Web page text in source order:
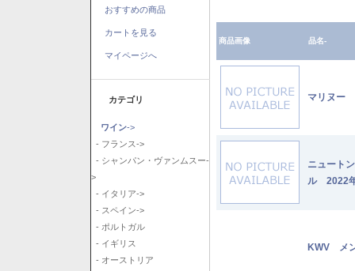
おすすめの商品
カートを見る
マイページへ
カテゴリ
ワイン->
- フランス->
- シャンパン・ヴァンムスー-
>
- イタリア->
- スペイン->
- ポルトガル
- イギリス
- オーストリア
商品画像 品名-
マリヌー
ニュート
ル 2022
KWV メ